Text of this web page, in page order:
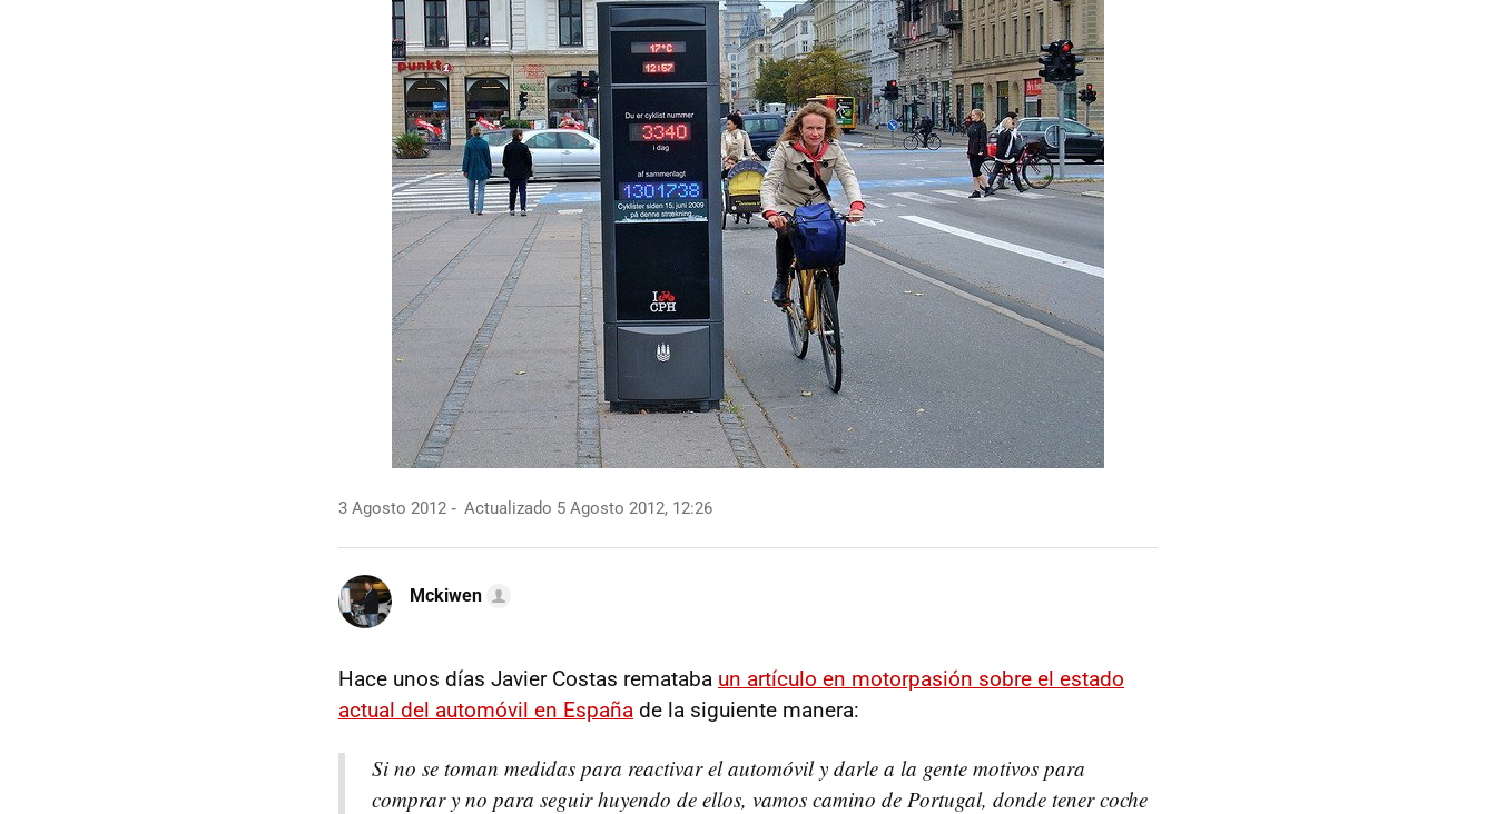
3 Agosto 2012 Actualizado 5 Agosto 2012, 12:26
Mckiwen
Hace unos días Javier Costas remataba un artículo en motorpasión sobre el estado
actual del automóvil en España de la siguiente manera:
Si no se toman medidas para reactivar el automóvil y darle a la gente motivos para
comprar y no para seguir huyendo de ellos, vamos camino de Portugal, donde tener coche